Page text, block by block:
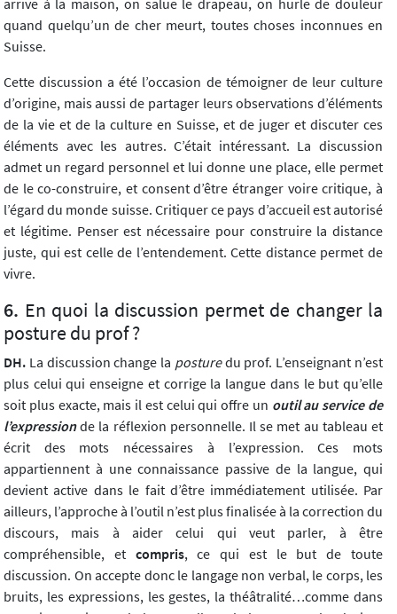
arrive à la maison, on salue le drapeau, on hurle de douleur
quand quelqu’un de cher meurt, toutes choses inconnues en
Suisse.
Cette discussion a été l’occasion de témoigner de leur culture
d’origine, mais aussi de partager leurs observations d’éléments
de la vie et de la culture en Suisse, et de juger et discuter ces
éléments avec les autres. C’était intéressant. La discussion
admet un regard personnel et lui donne une place, elle permet
de le co-construire, et consent d’être étranger voire critique, à
l’égard du monde suisse. Critiquer ce pays d’accueil est autorisé
et légitime. Penser est nécessaire pour construire la distance
juste, qui est celle de l’entendement. Cette distance permet de
vivre.
En quoi la discussion permet de changer la
posture du prof ?
DH. La discussion change la posturedu prof. L’enseignant n’est
plus celui qui enseigne et corrige la langue dans le but qu’elle
soit plus exacte, mais il est celui qui offre un outil au service de
l’expressionde la réflexion personnelle. Il se met au tableau et
écrit des mots nécessaires à l’expression. Ces mots
appartiennent à une connaissance passive de la langue, qui
devient active dans le fait d’être immédiatement utilisée. Par
ailleurs, l’approche à l’outil n’est plus finalisée à la correction du
discours, mais à aider celui qui veut parler, à être
compréhensible, et compris, ce qui est le but de toute
discussion. On accepte donc le langage non verbal, le corps, les
bruits, les expressions, les gestes, la théâtralité…comme dans